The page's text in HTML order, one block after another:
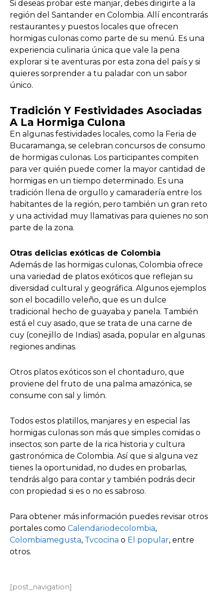
Si deseas probar este manjar, debes dirigirte a la
región del Santander en Colombia. Allí encontrarás
restaurantes y puestos locales que ofrecen
hormigas culonas como parte de su menú. Es una
experiencia culinaria única que vale la pena
explorar si te aventuras por esta zona del país y si
quieres sorprender a tu paladar con un sabor
único.
Tradición Y Festividades Asociadas
A La Hormiga Culona
En algunas festividades locales, como la Feria de
Bucaramanga, se celebran concursos de consumo
de hormigas culonas. Los participantes compiten
para ver quién puede comer la mayor cantidad de
hormigas en un tiempo determinado. Es una
tradición llena de orgullo y camaradería entre los
habitantes de la región, pero también un gran reto
y una actividad muy llamativas para quienes no son
parte de la zona.
Otras delicias exóticas de Colombia
Además de las hormigas culonas, Colombia ofrece
una variedad de platos exóticos que reflejan su
diversidad cultural y geográfica. Algunos ejemplos
son el bocadillo veleño, que es un dulce
tradicional hecho de guayaba y panela. También
está el cuy asado, que se trata de una carne de
cuy (conejillo de Indias) asada, popular en algunas
regiones andinas.
Otros platos exóticos son el chontaduro, que
proviene del fruto de una palma amazónica, se
consume con sal y limón.
Todos estos platillos, manjares y en especial las
hormigas culonas son más que simples comidas o
insectos; son parte de la rica historia y cultura
gastronómica de Colombia. Así que si alguna vez
tienes la oportunidad, no dudes en probarlas,
tendrás algo para contar y también podrás decir
con propiedad si es o no es sabroso.
Para obtener más información puedes revisar otros
portales como Calendariodecolombia,
Colombiamegusta, Tvcocina o El popular, entre
otros.
[post_navigation]